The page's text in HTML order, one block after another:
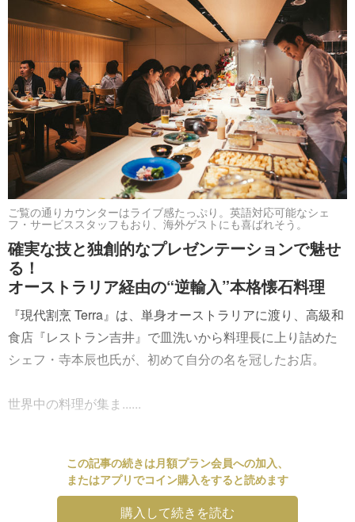
ご覧の通りカウンターはライブ感たっぷり。英語対応可能なシェ
フ・サービススタッフもおり、海外ゲストにも喜ばれそう。
確実な技と独創的なプレゼンテーションで魅せ
る！
オーストラリア経由の“逆輸入”本格懐石料理
『現代割烹 Terra』は、単身オーストラリアに渡り、高級和
食店『レストラン吉井』で皿洗いから料理長に上り詰めた
シェフ・寺本辰也氏が、初めて自分の名を冠したお店。
世界中の料理が集ま......
この記事の続きは月額プラン会員への加入、
またはアプリでコイン購入をすると読めます
購入して続きを読む